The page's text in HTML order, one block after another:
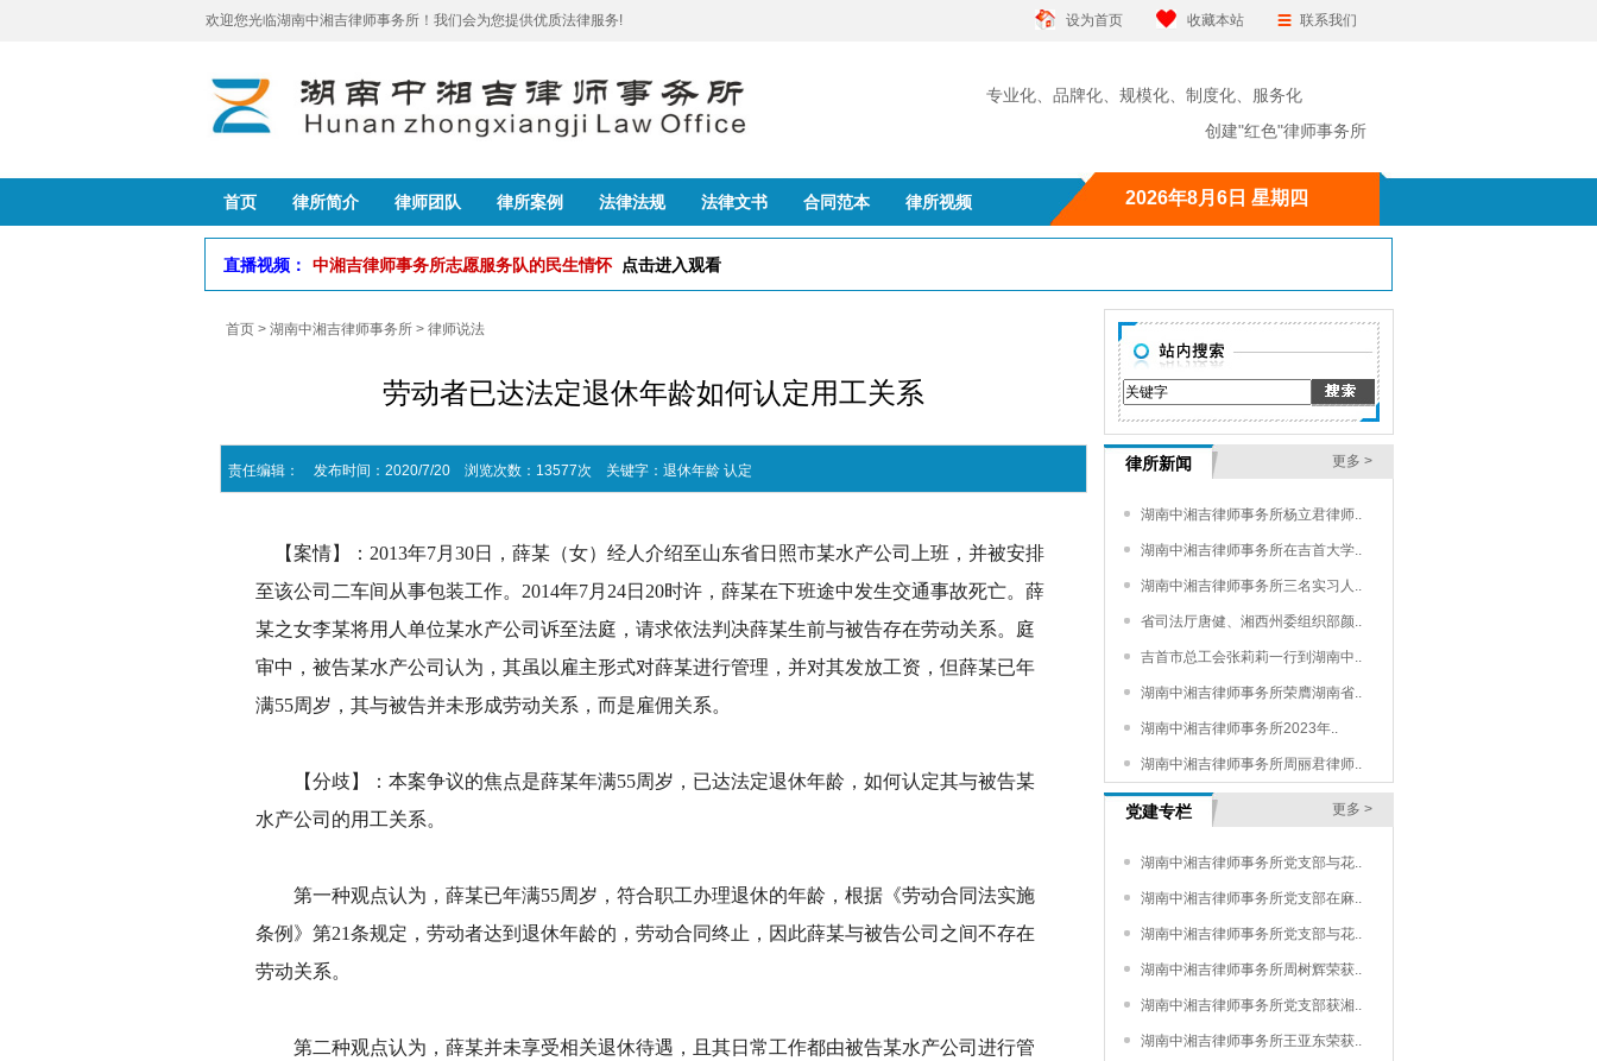
欢迎您光临湖南中湘吉律师事务所！我们会为您提供优质法律服务! 设为首页 收藏本站 联系我们
专业化、品牌化、规模化、制度化、服务化
创建"红色"律师事务所
首页 律所简介 律师团队 律所案例 法律法规 法律文书 合同范本 律所视频 2026年8月6日 星期四
直播视频： 中湘吉律师事务所志愿服务队的民生情怀 点击进入观看
首页 > 湖南中湘吉律师事务所 > 律师说法
劳动者已达法定退休年龄如何认定用工关系
责任编辑： 发布时间：2020/7/20 浏览次数：13577次 关键字： 退休年龄 认定
【案情】：2013年7月30日，薛某（女）经人介绍至山东省日照市某水产公司上班，并被安排
至该公司二车间从事包装工作。2014年7月24日20时许，薛某在下班途中发生交通事故死亡。薛
某之女李某将用人单位某水产公司诉至法庭，请求依法判决薛某生前与被告存在劳动关系。庭
审中，被告某水产公司认为，其虽以雇主形式对薛某进行管理，并对其发放工资，但薛某已年
满55周岁，其与被告并未形成劳动关系，而是雇佣关系。
【分歧】：本案争议的焦点是薛某年满55周岁，已达法定退休年龄，如何认定其与被告某
水产公司的用工关系。
第一种观点认为，薛某已年满55周岁，符合职工办理退休的年龄，根据《劳动合同法实施
条例》第21条规定，劳动者达到退休年龄的，劳动合同终止，因此薛某与被告公司之间不存在
劳动关系。
第二种观点认为，薛某并未享受相关退休待遇，且其日常工作都由被告某水产公司进行管
律所新闻 更多 >
湖南中湘吉律师事务所杨立君律师..
湖南中湘吉律师事务所在吉首大学..
湖南中湘吉律师事务所三名实习人..
省司法厅唐健、湘西州委组织部颜..
吉首市总工会张莉莉一行到湖南中..
湖南中湘吉律师事务所荣膺湖南省..
湖南中湘吉律师事务所2023年..
湖南中湘吉律师事务所周丽君律师..
党建专栏 更多 >
湖南中湘吉律师事务所党支部与花..
湖南中湘吉律师事务所党支部在麻..
湖南中湘吉律师事务所党支部与花..
湖南中湘吉律师事务所周树辉荣获..
湖南中湘吉律师事务所党支部获湘..
湖南中湘吉律师事务所王亚东荣获..